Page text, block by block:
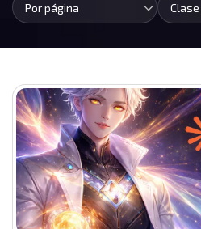
Por página